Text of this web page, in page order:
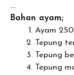
….
Bahan ayam;
Ayam
Tepung
Tepung
Tepung